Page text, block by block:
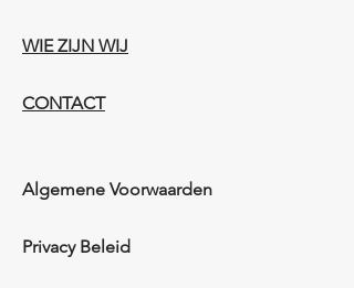
WIE ZIJN WIJ​​
CONTACT
Algemene Voorwaarden
Privacy Beleid